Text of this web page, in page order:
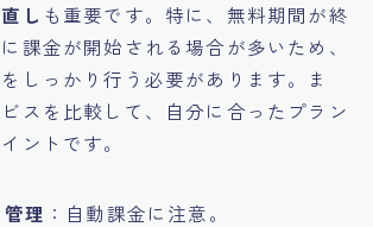
し も重要です。特に、無料期間が終
課金が開始される場合が多いため、
しっかり行う必要があります。ま
スを比較して、自分に合ったプラン
ントです。
理 ：自動課金に注意。